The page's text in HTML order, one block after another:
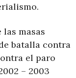
masas
batalla contra
el paro
– 2003